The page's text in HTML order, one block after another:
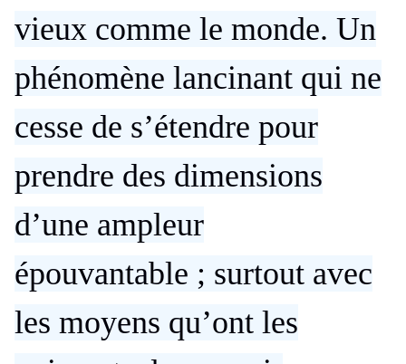
vieux comme le monde. Un
phénomène lancinant qui ne
cesse de s’étendre pour
prendre des dimensions
d’une ampleur
épouvantable ; surtout avec
les moyens qu’ont les